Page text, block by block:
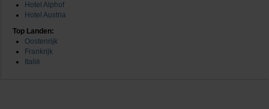
Hotel Alphof
Hotel Austria
Top Landen:
Oostenrijk
Frankrijk
Italië